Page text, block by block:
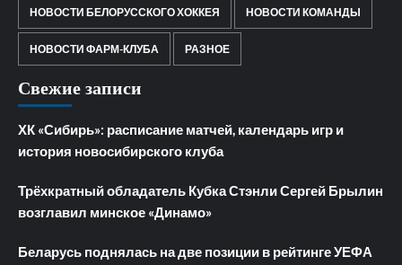
НОВОСТИ БЕЛОРУССКОГО ХОККЕЯ НОВОСТИ КОМАНДЫ
НОВОСТИ ФАРМ-КЛУБА РАЗНОЕ
Свежие записи
ХК «Сибирь»: расписание матчей, календарь игр и
история новосибирского клуба
Трёхкратный обладатель Кубка Стэнли Сергей Брылин
возглавил минское «Динамо»
Беларусь поднялась на две позиции в рейтинге УЕФА